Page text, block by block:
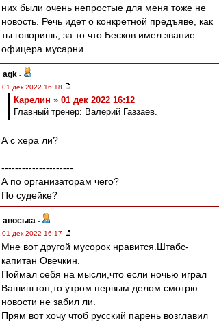
них были очень непростые для меня тоже не
новость. Речь идет о конкретной предъяве, как
ты говоришь, за то что Бесков имел звание
офицера мусарни.
agk -
01 дек 2022 16:18
Карелин » 01 дек 2022 16:12
Главный тренер: Валерий Газзаев.
А с хера ли?
---------------------
А по организаторам чего?
По судейке?
авоська -
01 дек 2022 16:17
Мне вот другой мусорок нравится.Штабс-
капитан Овечкин.
Поймал себя на мысли,что если ночью играл
Вашингтон,то утром первым делом смотрю
новости не забил ли.
Прям вот хочу чтоб русский парень возглавил